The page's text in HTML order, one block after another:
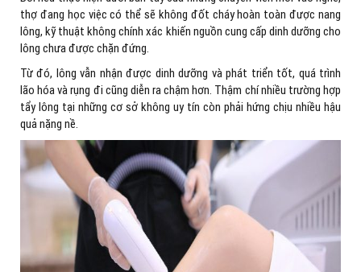
thợ đang học việc có thể sẽ không đốt cháy hoàn toàn được nang
lông, kỹ thuật không chính xác khiến nguồn cung cấp dinh dưỡng cho
lông chưa được chặn đứng.
Từ đó, lông vẫn nhận được dinh dưỡng và phát triển tốt, quá trình
lão hóa và rụng đi cũng diễn ra chậm hơn. Thậm chí nhiều trường hợp
tẩy lông tại những cơ sở không uy tín còn phải hứng chịu nhiều hậu
quả nặng nề.